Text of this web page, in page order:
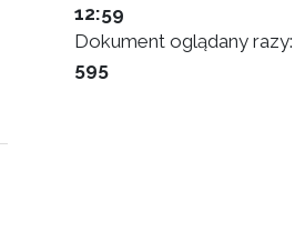
12:59
Dokument oglądany razy:
595